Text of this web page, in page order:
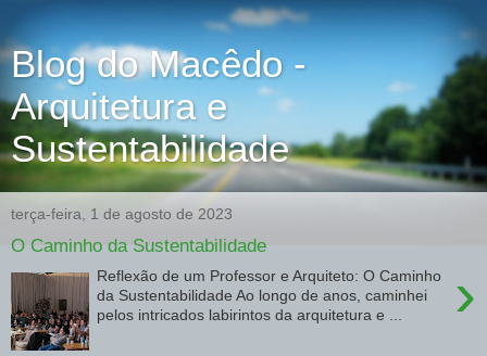
Blog do Macêdo -
Arquitetura e
Sustentabilidade
terça-feira, 1 de agosto de 2023
O Caminho da Sustentabilidade
›
Reflexão de um Professor e Arquiteto: O Caminho
da Sustentabilidade Ao longo de anos, caminhei
pelos intricados labirintos da arquitetura e ...